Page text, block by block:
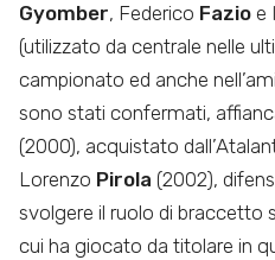
Gyomber, Federico Fazio e
(utilizzato da centrale nelle
campionato ed anche
sono stati confermati,
(2000), acquistato
Lorenzo Pirola (2002),
svolgere il ruolo di braccetto
cui ha giocato da titolare in